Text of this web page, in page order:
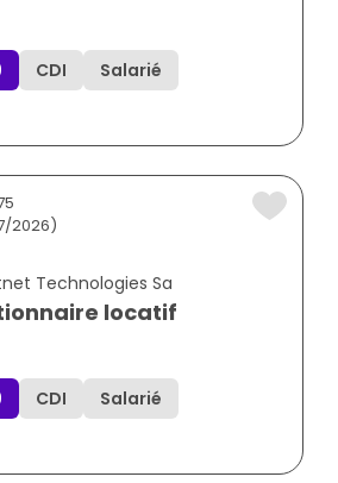
CDI
Salarié
2026)
Technologies Sa
locatif
CDI
Salarié